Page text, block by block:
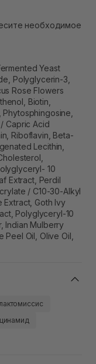
необходимое
Yeast
Polyglycerin-3,
Rose Flowers
Biotin,
Capric Acid
Riboflavin, Beta-
Lecithin,
10
Extract, Perdil
/ C10-30-Alkyl
Extract, Goth Ivy
Polyglyceryl-10
Indian Mulberry
Peel Oil, Olive Oil,